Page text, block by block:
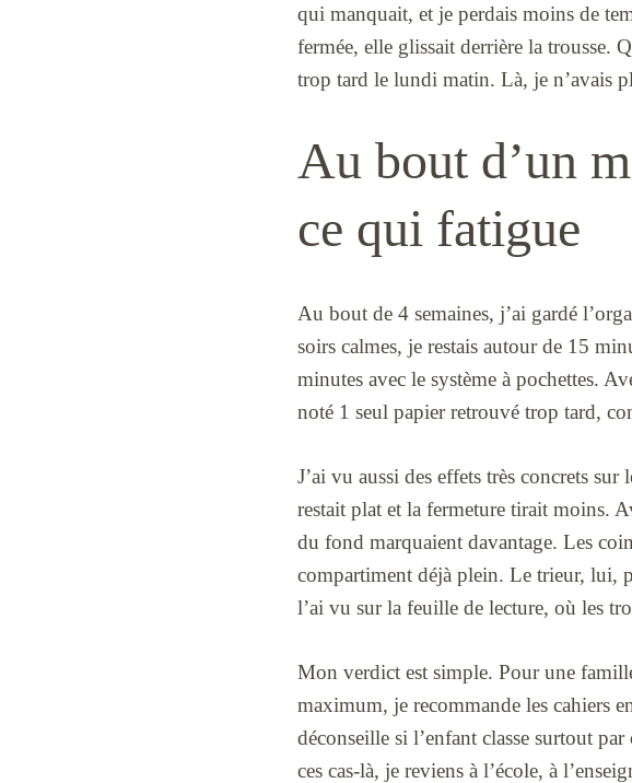
qui manquait, et je perdais moins de
fermée, elle glissait derrière la trousse.
trop tard le lundi matin. Là, je n’avais
Au bout d’un
ce qui fatigue
Au bout de 4 semaines, j’ai gardé
soirs calmes, je restais autour de 15
minutes avec le système à pochettes.
noté 1 seul papier retrouvé trop tard,
J’ai vu aussi des effets très concrets
restait plat et la fermeture tirait moins.
du fond marquaient davantage. Les
compartiment déjà plein. Le trieur, lui,
l’ai vu sur la feuille de lecture, où les
Mon verdict est simple. Pour une
maximum, je recommande les cahiers
déconseille si l’enfant classe surtout
ces cas-là, je reviens à l’école, à